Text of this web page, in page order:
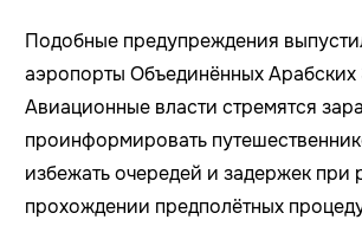
Подобные предупреждения
аэропорты Объединённых
Авиационные власти стремятся
проинформировать
избежать очередей и задержек при
прохождении предполётных